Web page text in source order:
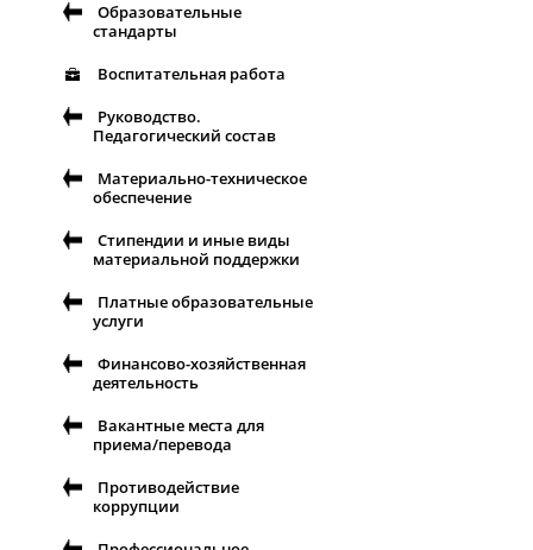
Образовательные
стандарты
Воспитательная работа
Руководство.
Педагогический состав
Материально-техническое
обеспечение
Стипендии и иные виды
материальной поддержки
Платные образовательные
услуги
Финансово-хозяйственная
деятельность
Вакантные места для
приема/перевода
Противодействие
коррупции